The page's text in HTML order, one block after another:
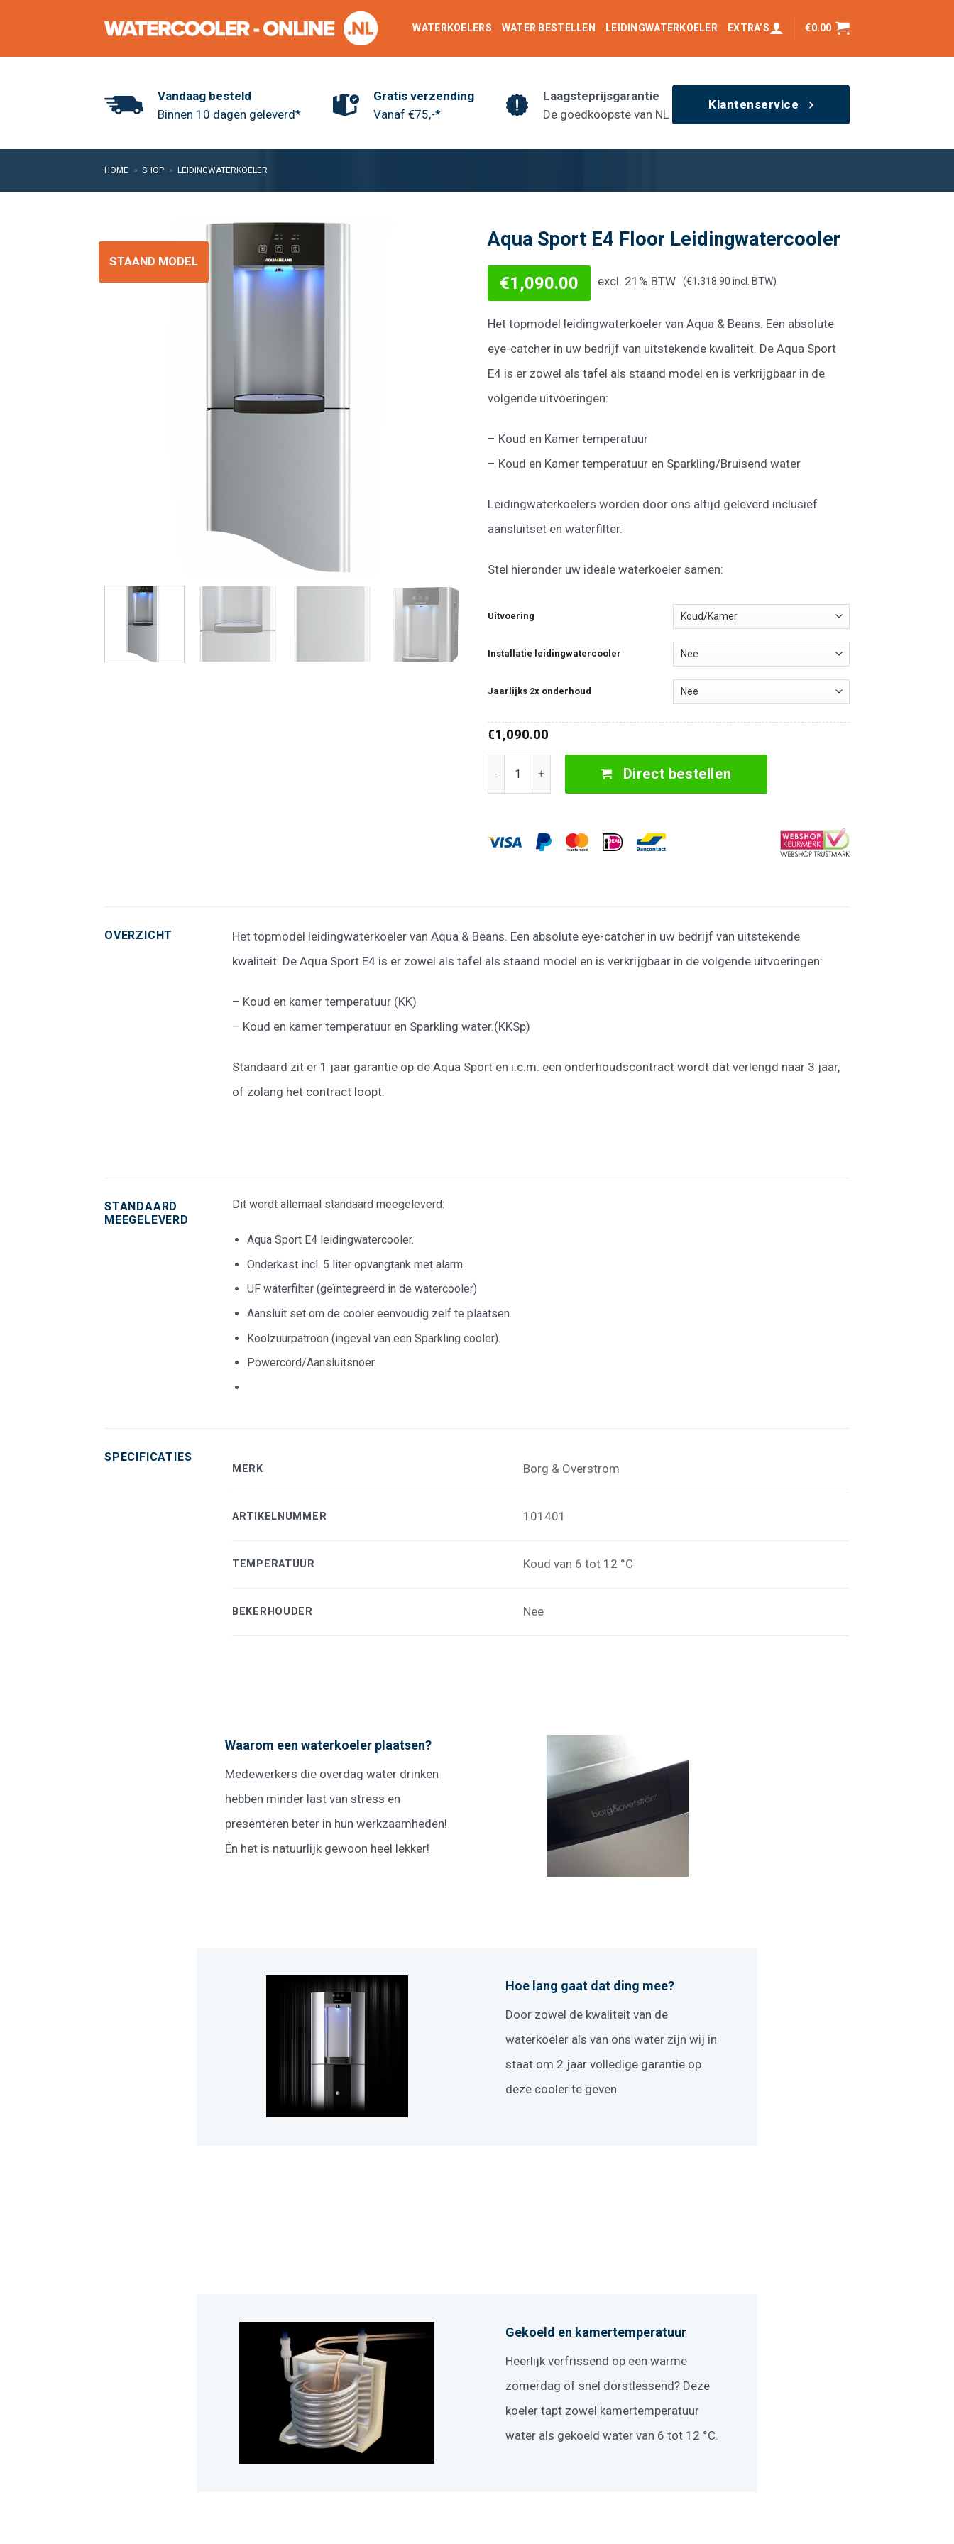
WATERKOELERS WATER BESTELLEN LEIDINGWATERKOELER EXTRA’S €0.00
Vandaag besteld
Binnen 10 dagen geleverd*
Gratis verzending
Vanaf €75,-*
Laagsteprijsgarantie
De goedkoopste van NL
Klantenservice
HOME » SHOP » LEIDINGWATERKOELER
STAAND MODEL
Aqua Sport E4 Floor Leidingwatercooler
€1,090.00 excl. 21% BTW (€1,318.90 incl. BTW)
Het topmodel leidingwaterkoeler van Aqua & Beans. Een absolute
eye-catcher in uw bedrijf van uitstekende kwaliteit. De Aqua Sport
E4 is er zowel als tafel als staand model en is verkrijgbaar in de
volgende uitvoeringen:
– Koud en Kamer temperatuur
– Koud en Kamer temperatuur en Sparkling/Bruisend water
Leidingwaterkoelers worden door ons altijd geleverd inclusief
aansluitset en waterfilter.
Stel hieronder uw ideale waterkoeler samen:
Uitvoering
Installatie leidingwatercooler
Jaarlijks 2x onderhoud
€1,090.00
Direct bestellen
OVERZICHT
Het topmodel leidingwaterkoeler van Aqua & Beans. Een absolute eye-catcher in uw bedrijf van uitstekende
kwaliteit. De Aqua Sport E4 is er zowel als tafel als staand model en is verkrijgbaar in de volgende uitvoeringen:
– Koud en kamer temperatuur (KK)
– Koud en kamer temperatuur en Sparkling water.(KKSp)
Standaard zit er 1 jaar garantie op de Aqua Sport en i.c.m. een onderhoudscontract wordt dat verlengd naar 3 jaar,
of zolang het contract loopt.
STANDAARD
MEEGELEVERD
Dit wordt allemaal standaard meegeleverd:
Aqua Sport E4 leidingwatercooler.
Onderkast incl. 5 liter opvangtank met alarm.
UF waterfilter (geïntegreerd in de watercooler)
Aansluit set om de cooler eenvoudig zelf te plaatsen.
Koolzuurpatroon (ingeval van een Sparkling cooler).
Powercord/Aansluitsnoer.
SPECIFICATIES
MERK Borg & Overstrom
ARTIKELNUMMER 101401
TEMPERATUUR Koud van 6 tot 12 °C
BEKERHOUDER Nee
Waarom een waterkoeler plaatsen?
Medewerkers die overdag water drinken
hebben minder last van stress en
presenteren beter in hun werkzaamheden!
Én het is natuurlijk gewoon heel lekker!
Hoe lang gaat dat ding mee?
Door zowel de kwaliteit van de
waterkoeler als van ons water zijn wij in
staat om 2 jaar volledige garantie op
deze cooler te geven.
Gekoeld en kamertemperatuur
Heerlijk verfrissend op een warme
zomerdag of snel dorstlessend? Deze
koeler tapt zowel kamertemperatuur
water als gekoeld water van 6 tot 12 °C.